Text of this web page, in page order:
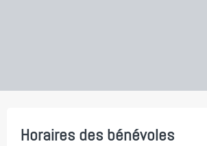
Horaires des bénévoles